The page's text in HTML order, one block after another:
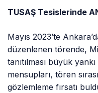
TUSAŞ Tesislerinde
Mayıs 2023’te
düzenlenen törende,
tanıtılması büyük
mensupları, tören
gözlemleme fırsatı